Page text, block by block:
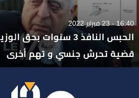
16:40 - 23 فبراير 2022
الحبس النافذ 3 سنوات
قضية تحرش جنسي و تهم أخرى